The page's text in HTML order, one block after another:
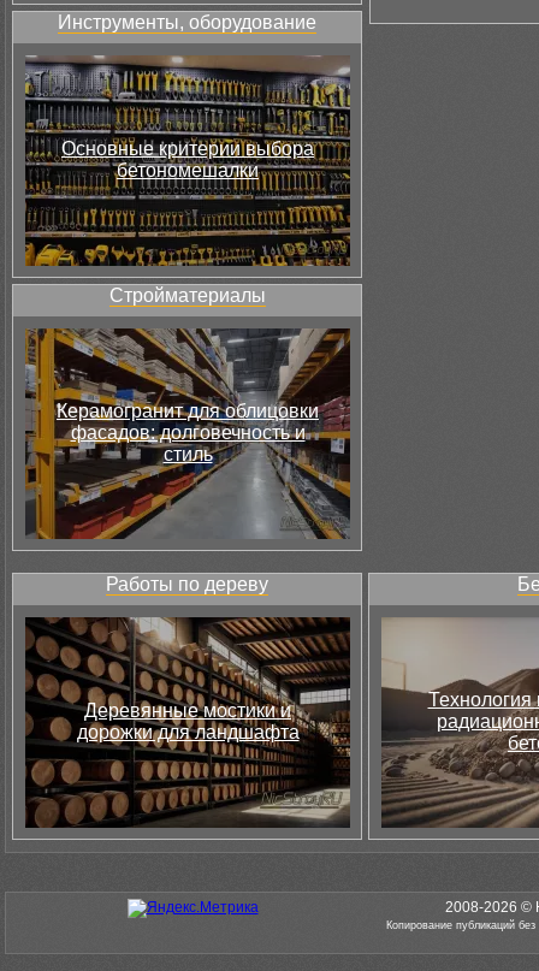
Инструменты, оборудование
Основные критерии выбора
бетономешалки
Стройматериалы
Керамогранит для облицовки
фасадов: долговечность и
стиль
Работы по дереву
Деревянные мостики и
дорожки для ландшафта
Технология
2008-2026 ©
Копирование публикаций